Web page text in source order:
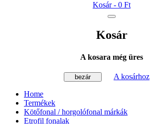
Kosár - 0 Ft
Kosár
A kosara még üres
bezár A kosárhoz
Home
Termékek
Kötőfonal / horgolófonal márkák
Etrofil fonalak